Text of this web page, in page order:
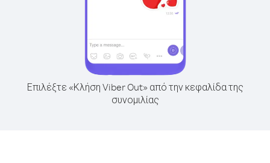
Επιλέξτε «Κλήση Viber Out» από την κεφαλίδα της
συνομιλίας